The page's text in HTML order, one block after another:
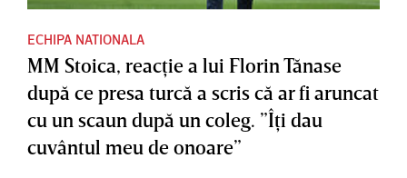
ECHIPA NATIONALA
MM Stoica, reacţie a lui Florin Tănase
după ce presa turcă a scris că ar fi aruncat
cu un scaun după un coleg. ”Îţi dau
cuvântul meu de onoare”